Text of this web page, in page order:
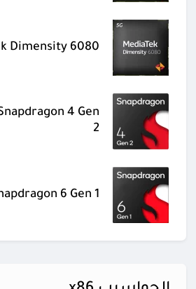
Dimensity 6080
4 Gen
2
6 Gen 1